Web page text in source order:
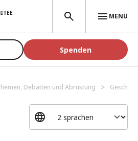
MENÜ
Spenden
Debatten und Abrüstung